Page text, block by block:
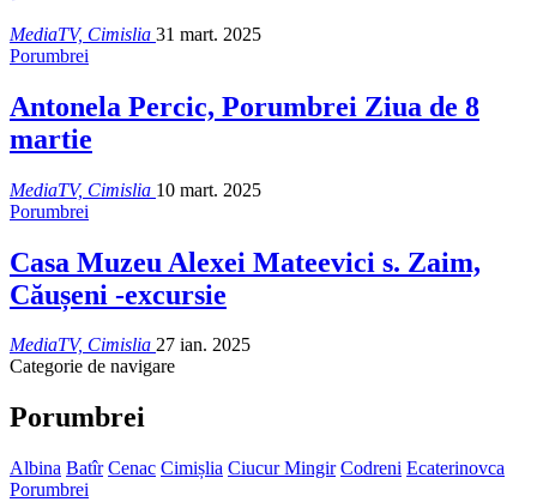
MediaTV, Cimislia 31 mart. 2025
Porumbrei
Antonela Percic, Porumbrei Ziua de 8
martie
MediaTV, Cimislia 10 mart. 2025
Porumbrei
Casa Muzeu Alexei Mateevici s. Zaim,
Căușeni -excursie
MediaTV, Cimislia 27 ian. 2025
Categorie de navigare
Porumbrei
Albina Batîr Cenac Cimișlia Ciucur Mingir Codreni Ecaterinovca
Porumbrei